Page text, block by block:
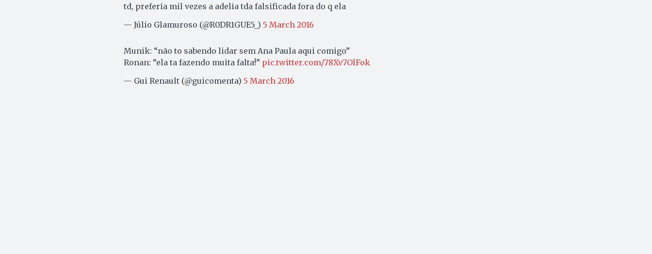
td, preferia mil vezes a adelia tda falsificada fora do q ela
— Júlio Glamuroso (@R0DR1GUE5_) 5 March 2016
Munik: “não to sabendo lidar sem Ana Paula aqui comigo”
Ronan: “ela ta fazendo muita falta!” pic.twitter.com/78Xv7OlFok
— ️️️Gui Renault (@guicomenta) 5 March 2016